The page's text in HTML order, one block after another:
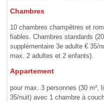
Chambres
10 chambres champêtres et
fiables. Chambres standards
supplémentaire 3e adulte € 35/
max. 2 adultes et 2 enfants).
Appartement
pour max. 3 personnes (30 m²,
35/nuit) avec 1 chambre à